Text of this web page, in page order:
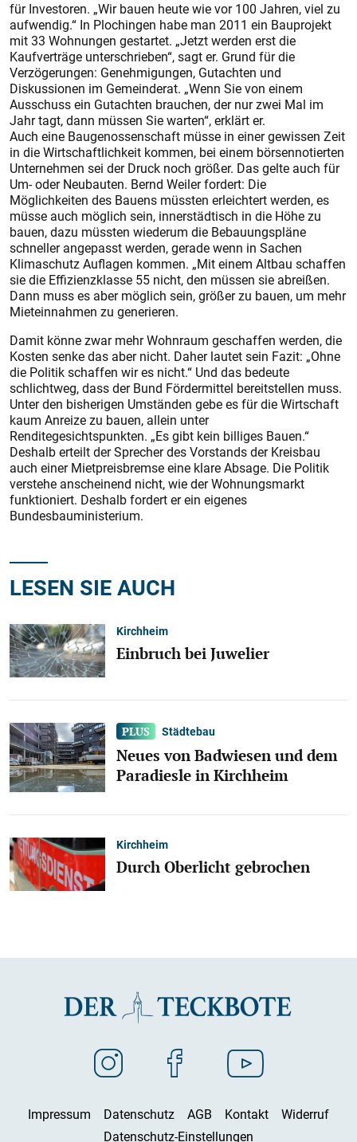
für Investoren. „Wir bauen heute wie vor 100 Jahren, viel zu
aufwendig.“ In Plochingen habe man 2011 ein Bauprojekt
mit 33 Wohnungen gestartet. „Jetzt werden erst die
Kaufverträge unterschrieben“, sagt er. Grund für die
Verzögerungen: Genehmigungen, Gutachten und
Diskussionen im Gemeinderat. „Wenn Sie von einem
Ausschuss ein Gutachten brauchen, der nur zwei Mal im
Jahr tagt, dann müssen Sie warten“, erklärt er.
Auch eine Baugenossenschaft müsse in einer gewissen Zeit
in die Wirtschaftlichkeit kommen, bei einem börsennotierten
Unternehmen sei der Druck noch größer. Das gelte auch für
Um- oder Neubauten. Bernd Weiler fordert: Die
Möglichkeiten des Bauens müssten erleichtert werden, es
müsse auch möglich sein, innerstädtisch in die Höhe zu
bauen, dazu müssten wiederum die Bebauungspläne
schneller angepasst werden, gerade wenn in Sachen
Klimaschutz Auflagen kommen. „Mit einem Altbau schaffen
sie die Effizienzklasse 55 nicht, den müssen sie abreißen.
Dann muss es aber möglich sein, größer zu bauen, um mehr
Mieteinnahmen zu generieren.
Damit könne zwar mehr Wohnraum geschaffen werden, die
Kosten senke das aber nicht. Daher lautet sein Fazit: „Ohne
die Politik schaffen wir es nicht.“ Und das bedeute
schlichtweg, dass der Bund Fördermittel bereitstellen muss.
Unter den bisherigen Umständen gebe es für die Wirtschaft
kaum Anreize zu bauen, allein unter
Renditegesichtspunkten. „Es gibt kein billiges Bauen.“
Deshalb erteilt der Sprecher des Vorstands der Kreisbau
auch einer Mietpreisbremse eine klare Absage. Die Politik
verstehe anscheinend nicht, wie der Wohnungsmarkt
funktioniert. Deshalb fordert er ein eigenes
Bundesbauministerium.
LESEN SIE AUCH
Kirchheim
Einbruch bei Juwelier
Städtebau
Neues von Badwiesen und dem
Paradiesle in Kirchheim
Kirchheim
Durch Oberlicht gebrochen
Impressum Datenschutz AGB Kontakt
Widerruf
Datenschutz-Einstellungen